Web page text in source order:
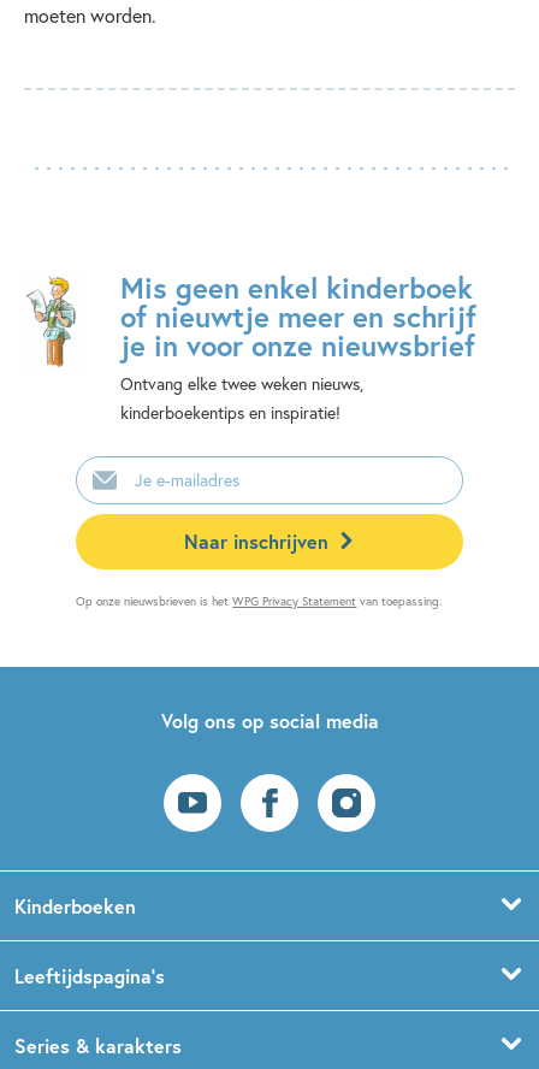
moeten worden.
Mis geen enkel kinderboek
of nieuwtje meer en schrijf
je in voor onze nieuwsbrief
Ontvang elke twee weken nieuws,
kinderboekentips en inspiratie!
E-
mailadres
Naar inschrijven
Op onze nieuwsbrieven is hetWPG Privacy Statement van toepassing.
Volg ons op social media
Kinderboeken
Prentenboeken
Leeftijdspagina’s
Series & karakters